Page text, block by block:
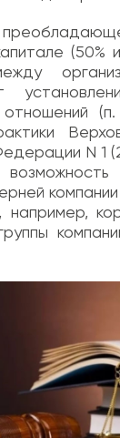
(50%
отношений
N 1
возможность
например,